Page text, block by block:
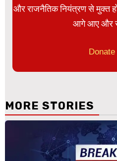
और राजनैतिक नियंत्रण से मुक्त
आगे आए और
MORE STORIES